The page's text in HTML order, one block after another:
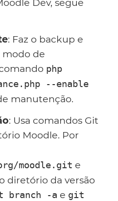
Dev, segue
: Faz o backup e
modo de
php
--enable
manutenção.
: Usa comandos Git
Moodle. Por
moodle.git e
diretório da versão
branch -a e git